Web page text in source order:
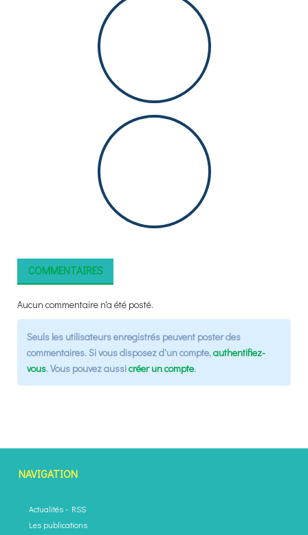
COMMENTAIRES
Aucun commentaire n'a été posté.
Seuls les utilisateurs enregistrés peuvent poster des
commentaires. Si vous disposez d'un compte,authentifiez-
vous. Vous pouvez aussicréer un compte.
NAVIGATION
Actualités- RSS
Les publications